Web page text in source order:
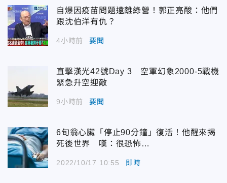
自爆因疫苗問題遠離綠營！郭正亮酸：他們
跟沈伯洋有仇？
4小時前 要聞
直擊漢光42號Day 3 空軍幻象2000-5戰機
緊急升空迎敵
9小時前 要聞
6旬翁心臟「停止90分鐘」復活！他醒來揭
死後世界 嘆：很恐怖…
2022/10/17 10:55 即時